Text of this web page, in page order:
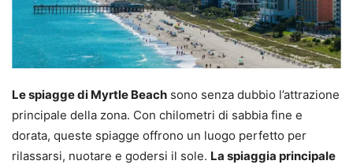
Le spiagge di Myrtle Beach sono senza dubbio l’attrazione
principale della zona. Con chilometri di sabbia fine e
dorata, queste spiagge offrono un luogo perfetto per
rilassarsi, nuotare e godersi il sole. La spiaggia principale